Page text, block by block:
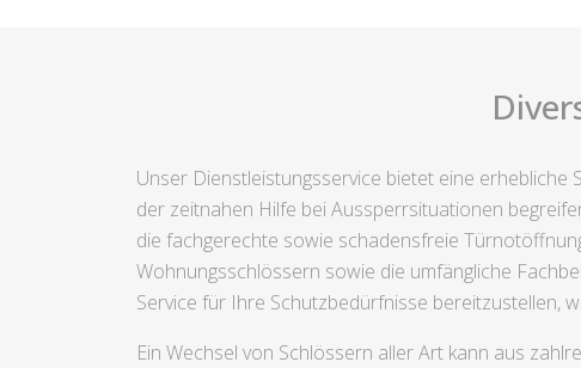
Unser Dienstleistungsservice bietet eine erhebliche
der zeitnahen Hilfe bei Aussperrsituationen
die fachgerechte sowie schadensfreie
Wohnungsschlössern sowie die umfängliche
Service für Ihre Schutzbedürfnisse bereitzustellen,
Ein Wechsel von Schlössern aller Art kann aus